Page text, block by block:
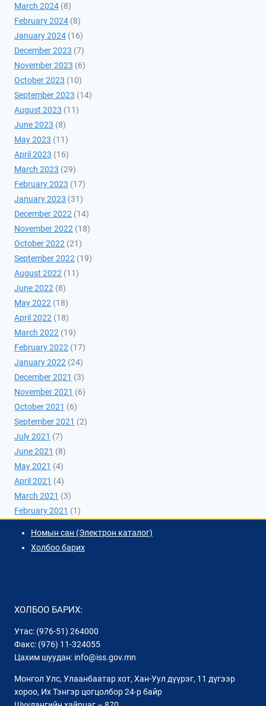
March 2024 (8)
February 2024 (8)
January 2024 (16)
December 2023 (7)
November 2023 (6)
October 2023 (10)
September 2023 (14)
August 2023 (11)
June 2023 (8)
May 2023 (11)
April 2023 (16)
March 2023 (29)
February 2023 (17)
January 2023 (31)
December 2022 (14)
November 2022 (18)
October 2022 (21)
September 2022 (19)
August 2022 (11)
June 2022 (8)
May 2022 (18)
April 2022 (18)
March 2022 (19)
February 2022 (17)
January 2022 (24)
December 2021 (3)
November 2021 (6)
October 2021 (6)
September 2021 (2)
July 2021 (7)
June 2021 (8)
May 2021 (4)
April 2021 (4)
March 2021 (3)
February 2021 (1)
Номын сан (Электрон каталог)
Холбоо барих
ХОЛБОО БАРИХ:
Утас: (976-51) 264000
Факс: (976) 11-324055
Цахим шуудан: info@iss.gov.mn
Монгол Улс, Улаанбаатар хот, Хан-Уул дүүрэг, 11 дүгээр
хороо, Их Тэнгэр цогцолбор 24-р байр